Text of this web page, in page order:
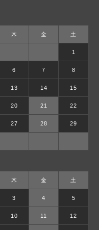
木 金 土
1
6 7 8
13 14 15
20 21 22
27 28 29
木 金 土
3 4 5
10 11 12